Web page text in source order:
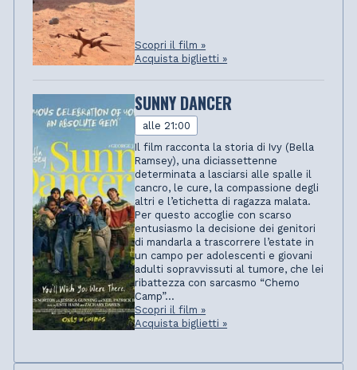
Scopri il film »
Acquista biglietti »
SUNNY DANCER
alle 21:00
Il film racconta la storia di Ivy (Bella
Ramsey), una diciassettenne
determinata a lasciarsi alle spalle il
cancro, le cure, la compassione degli
altri e l’etichetta di ragazza malata.
Per questo accoglie con scarso
entusiasmo la decisione dei genitori
di mandarla a trascorrere l’estate in
un campo per adolescenti e giovani
adulti sopravvissuti al tumore, che lei
ribattezza con sarcasmo “Chemo
Camp”...
Scopri il film »
Acquista biglietti »